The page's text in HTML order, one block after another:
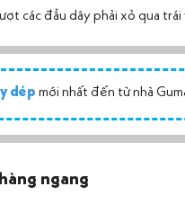
các đầu dây phải xỏ qua
dép mới nhất đến từ nhà
ngang